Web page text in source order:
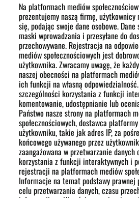
Na platformach mediów
prezentujemy naszą firmę, użytkownicy
się, podając swoje dane osobowe. Dane
maski wprowadzania i przesyłane do
przechowywane. Rejestracja na
mediów społecznościowych jest
użytkownika. Zwracamy uwagę, że
naszej obecności na platformach
ich funkcji na własną
szczególności korzystania z funkcji
komentowanie, udostępnianie lub
Państwo nasze strony na platformach
społecznościowych, dostawca
użytkowniku, takie jak adres IP, za
końcowego używanego przez
zaangażowana w przetwarzanie danych
korzystania z funkcji interaktywnych i
rejestracji na platformach mediów
Informacje na temat podstawy prawnej
celu przetwarzania danych, czasu